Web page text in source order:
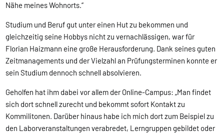
Nähe meines Wohnorts.“
Studium und Beruf gut unter einen Hut zu bekommen und
gleichzeitig seine Hobbys nicht zu vernachlässigen, war für
Florian Haizmann eine große Herausforderung. Dank seines guten
Zeitmanagements und der Vielzahl an Prüfungsterminen konnte er
sein Studium dennoch schnell absolvieren.
Geholfen hat ihm dabei vor allem der Online-Campus: „Man findet
sich dort schnell zurecht und bekommt sofort Kontakt zu
Kommilitonen. Darüber hinaus habe ich mich dort zum Beispiel zu
den Laborveranstaltungen verabredet, Lerngruppen gebildet oder